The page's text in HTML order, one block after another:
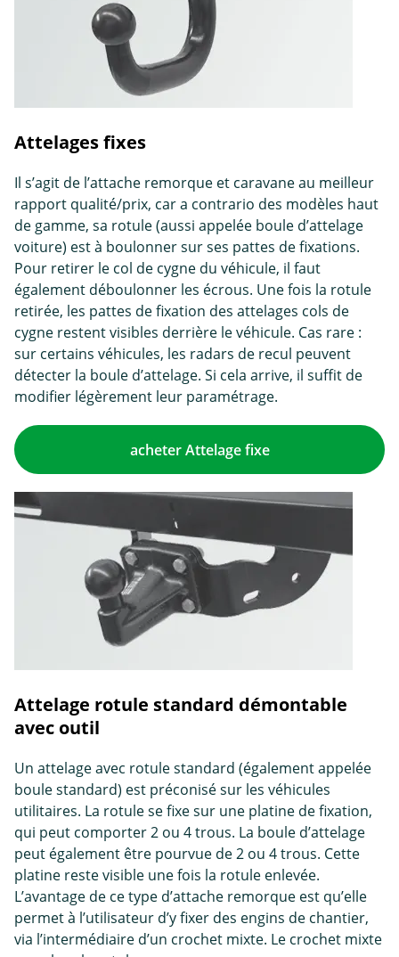
Attelages fixes
Il s’agit de l’attache remorque et caravane au meilleur
rapport qualité/prix, car a contrario des modèles haut
de gamme, sa rotule (aussi appelée boule d’attelage
voiture) est à boulonner sur ses pattes de fixations.
Pour retirer le col de cygne du véhicule, il faut
également déboulonner les écrous. Une fois la rotule
retirée, les pattes de fixation des attelages cols de
cygne restent visibles derrière le véhicule. Cas rare :
sur certains véhicules, les radars de recul peuvent
détecter la boule d’attelage. Si cela arrive, il suffit de
modifier légèrement leur paramétrage.
Attelage rotule standard démontable
avec outil
Un attelage avec rotule standard (également appelée
boule standard) est préconisé sur les véhicules
utilitaires. La rotule se fixe sur une platine de fixation,
qui peut comporter 2 ou 4 trous. La boule d’attelage
peut également être pourvue de 2 ou 4 trous. Cette
platine reste visible une fois la rotule enlevée.
L’avantage de ce type d’attache remorque est qu’elle
permet à l’utilisateur d’y fixer des engins de chantier,
via l’intermédiaire d’un crochet mixte. Le crochet mixte
acheter Attelage fixe